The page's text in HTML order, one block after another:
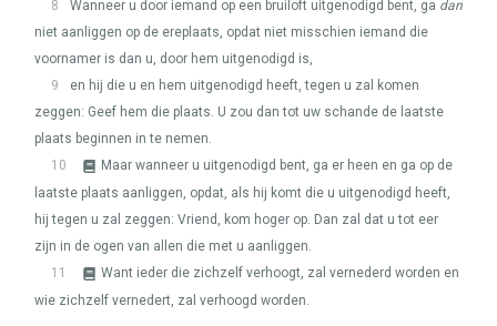
8
Wanneer u door iemand op een bruiloft uitgenodigd bent, ga dan
niet aanliggen op de ereplaats, opdat niet misschien iemand die
voornamer is dan u, door hem uitgenodigd is,
9
en hij die u en hem uitgenodigd heeft, tegen u zal komen
zeggen: Geef hem die plaats. U zou dan tot uw schande de laatste
plaats beginnen in te nemen.
10
Maar wanneer u uitgenodigd bent, ga er heen en ga op de
laatste plaats aanliggen, opdat, als hij komt die u uitgenodigd heeft,
hij tegen u zal zeggen: Vriend, kom hoger op. Dan zal dat u tot eer
zijn in de ogen van allen die met u aanliggen.
11
Want ieder die zichzelf verhoogt, zal vernederd worden en
wie zichzelf vernedert, zal verhoogd worden.